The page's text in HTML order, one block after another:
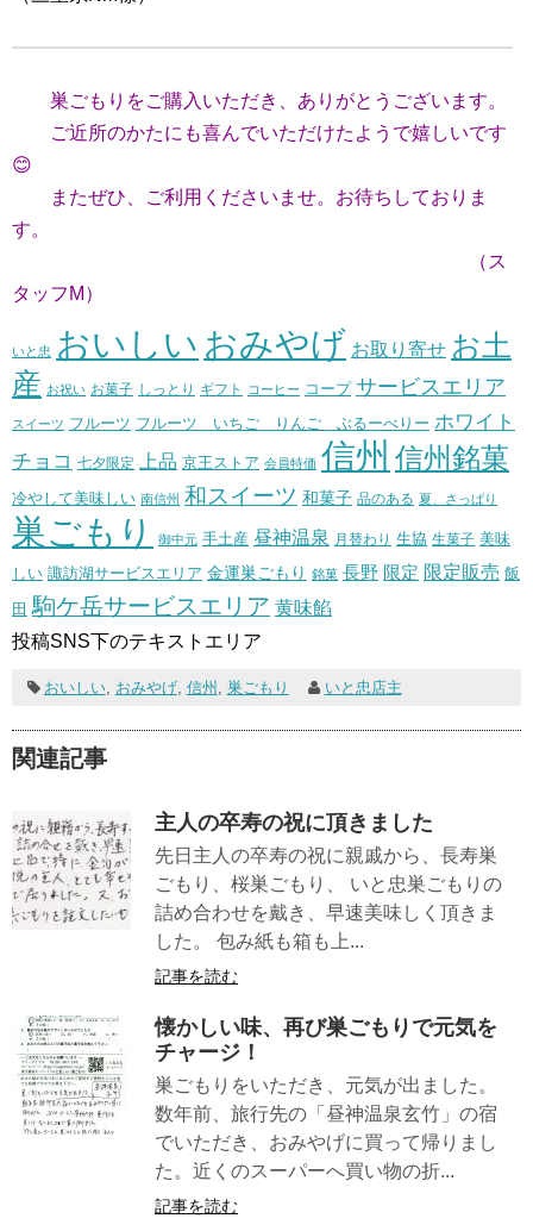
巣ごもりをご購入いただき、ありがとうございます。
ご近所のかたにも喜んでいただけたようで嬉しいです
😊
またぜひ、ご利用くださいませ。お待ちしておりま
す。
（ス
タッフM）
いと忠 おいしい おみやげ お取り寄せ お土
産 お祝い お菓子 しっとり ギフト コーヒー コープ サービスエリア
スイーツ フルーツ フルーツ いちご りんご ぶるーべりー ホワイト
チョコ 七夕限定 上品 京王ストア 会員特価 信州 信州銘菓
冷やして美味しい 南信州 和スイーツ 和菓子 品のある 夏、さっぱり
巣ごもり 御中元 手土産 昼神温泉 月替わり 生協 生菓子 美味
しい 諏訪湖サービスエリア 金運巣ごもり 銘菓 長野 限定 限定販売 飯
田 駒ケ岳サービスエリア 黄味餡
投稿SNS下のテキストエリア
おいしい, おみやげ, 信州 巣ごもり いと忠店主
関連記事
主人の卒寿の祝に頂きました
先日主人の卒寿の祝に親戚から、長寿巣
ごもり、桜巣ごもり、 いと忠巣ごもりの
詰め合わせを戴き、早速美味しく頂きま
した。 包み紙も箱も上...
記事を読む
懐かしい味、再び巣ごもりで元気を
チャージ！
巣ごもりをいただき、元気が出ました。
数年前、旅行先の「昼神温泉玄竹」の宿
でいただき、おみやげに買って帰りまし
た。近くのスーパーへ買い物の折...
記事を読む